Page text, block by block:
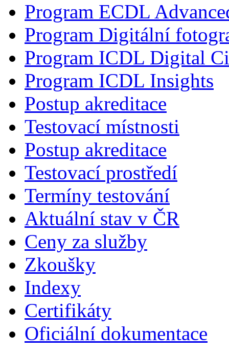
Program ECDL
Program Digitální
Program ICDL Digital
Program ICDL Insights
Postup akreditace
Testovací místnosti
Postup akreditace
Testovací prostředí
Termíny testování
Aktuální stav v ČR
Ceny za služby
Zkoušky
Indexy
Certifikáty
Oficiální dokumentace